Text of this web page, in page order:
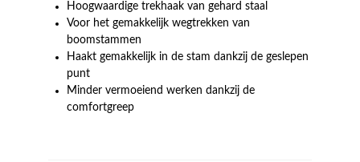
Hoogwaardige trekhaak van gehard staal
Voor het gemakkelijk wegtrekken van
boomstammen
Haakt gemakkelijk in de stam dankzij de geslepen
punt
Minder vermoeiend werken dankzij de
comfortgreep